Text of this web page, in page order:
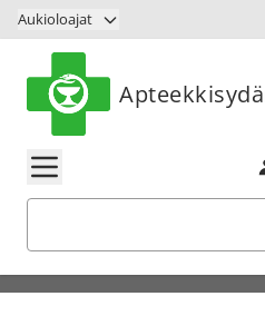
Siirry sisältöön
Aukioloajat